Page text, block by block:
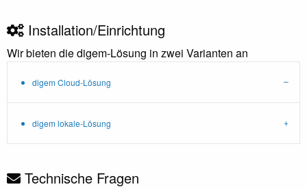
Installation/Einrichtung
Wir bieten die digem-Lösung in zwei Varianten an
digem Cloud-Lösung
digem lokale-Lösung
Technische Fragen